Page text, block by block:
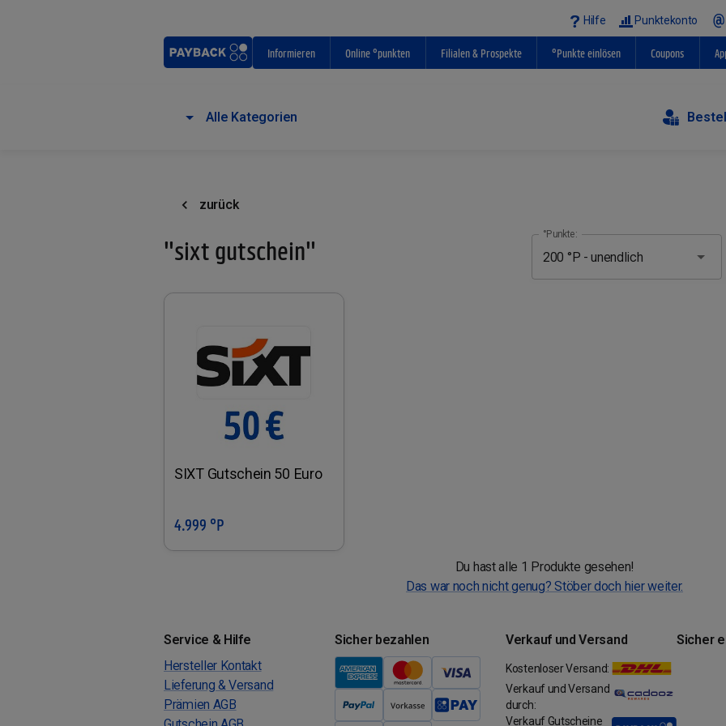
Hilfe Punktekonto
Informieren Online °punkten Filialen & Prospekte °Punkte einlösen Coupons
Alle Kategorien
zurück
"sixt gutschein"
°Punkte:
SIXT Gutschein 50 Euro
In den Warenkorb
4.999 °P
Du hast alle 1 Produkte gesehen!
Das war noch nicht genug? Stöber doch hier weiter.
Service & Hilfe
Hersteller Kontakt
Lieferung & Versand
Prämien AGB
Sicher bezahlen Verkauf und Versand
Kostenloser Versand:
Verkauf und Versand
durch:
Verkauf Gutscheine
Sicher